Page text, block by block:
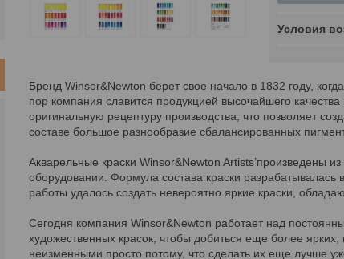
Бренд Winsor&Newton берет свое начало в 1832 году,
пор компания славится продукцией высочайшего
оригинальную рецептуру производства, что позволяет
составе большое разнообразие сбалансированных
Акварельные краски Winsor&Newton Artists’произведены
оборудовании. Формула состава краски
работы удалось создать невероятно яркие краски,
Сегодня компания Winsor&Newton работает над
художественных красок, чтобы добиться еще более ярких,
неизменными просто потому, что сделать их еще лучше